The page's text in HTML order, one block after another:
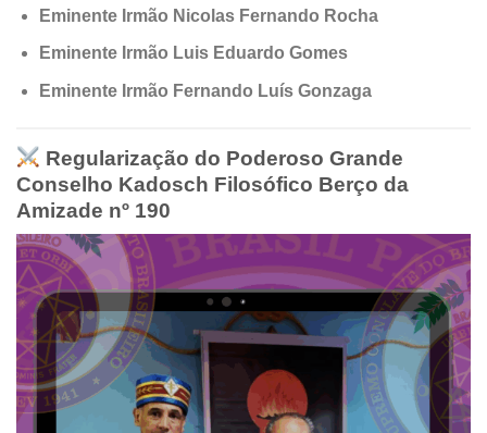
Eminente Irmão Nicolas Fernando Rocha
Eminente Irmão Luis Eduardo Gomes
Eminente Irmão Fernando Luís Gonzaga
Regularização do Poderoso Grande
Conselho Kadosch Filosófico Berço da
Amizade nº 190